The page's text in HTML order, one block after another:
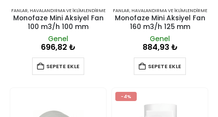
FANLAR, HAVALANDIRMA VE İKLIMLENDIRME
Monofaze Mini Aksiyel Fan
100 m3/h 100 mm
Genel
696,82 ₺
SEPETE EKLE
FANLAR, HAVALANDIRMA VE İKLIMLENDIRME
Monofaze Mini Aksiyel Fan
160 m3/h 125 mm
Genel
884,93 ₺
SEPETE EKLE
-4%